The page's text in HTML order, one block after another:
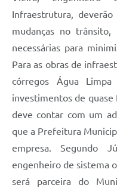
Infraestrutura,
mudanças no
necessárias para
Para as obras de
córregos Água
investimentos de
deve contar com um
que a Prefeitura
empresa. Segundo
engenheiro de sistema
será parceira do